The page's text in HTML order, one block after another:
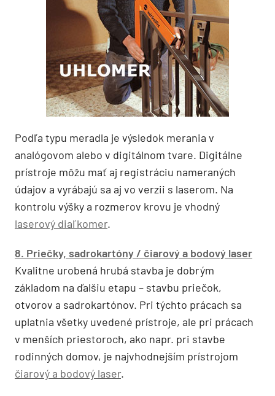
Podľa typu meradla je výsledok merania v
analógovom alebo v digitálnom tvare. Digitálne
prístroje môžu mať aj registráciu nameraných
údajov a vyrábajú sa aj vo verzii s laserom. Na
kontrolu výšky a rozmerov krovu je vhodný
laserový diaľkomer.
8. Priečky, sadrokartóny / čiarový a bodový laser
Kvalitne urobená hrubá stavba je dobrým
základom na ďalšiu etapu – stavbu priečok,
otvorov a sadrokartónov. Pri týchto prácach sa
uplatnia všetky uvedené prístroje, ale pri prácach
v menších priestoroch, ako napr. pri stavbe
rodinných domov, je najvhodnejším prístrojom
čiarový a bodový laser.